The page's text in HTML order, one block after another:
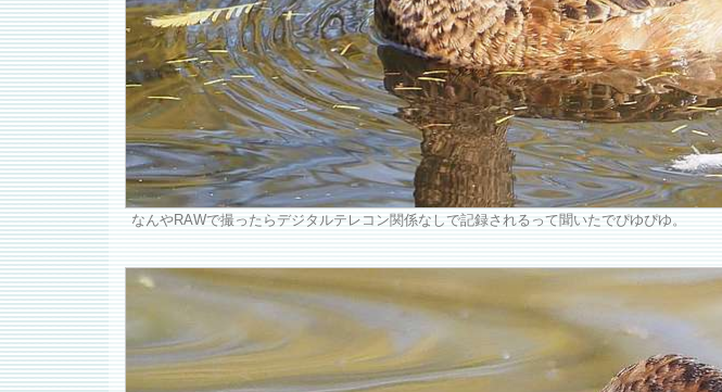
なんやRAWで撮ったらデジタルテレコン関係なしで記録されるって聞いたでぴゆぴゆ。